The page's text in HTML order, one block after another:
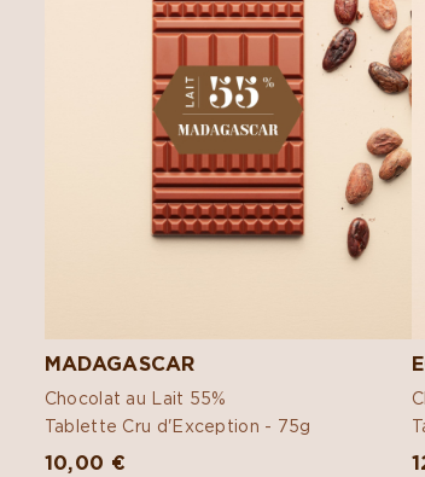
MADAGASCAR
Chocolat au Lait 55%
Tablette Cru d'Exception - 75g
10,00 €